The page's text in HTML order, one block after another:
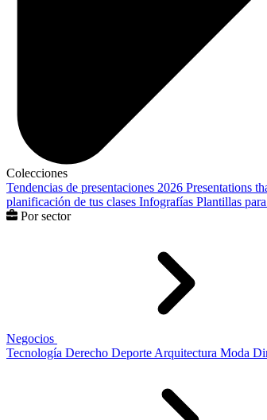
Colecciones
Tendencias de presentaciones 2026 Presentations
planificación de tus clases Infografías Plantillas
Por sector
Negocios
Tecnología Derecho Deporte Arquitectura Moda